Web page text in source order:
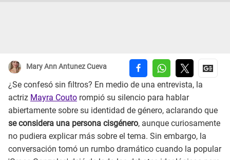
Mary Ann Antunez Cueva
¿Se confesó sin filtros? En medio de una entrevista, la
actriz Mayra Couto rompió su silencio para hablar
abiertamente sobre su identidad de género, aclarando que
se considera una persona cisgénero, aunque curiosamente
no pudiera explicar más sobre el tema. Sin embargo, la
conversación tomó un rumbo dramático cuando la popular